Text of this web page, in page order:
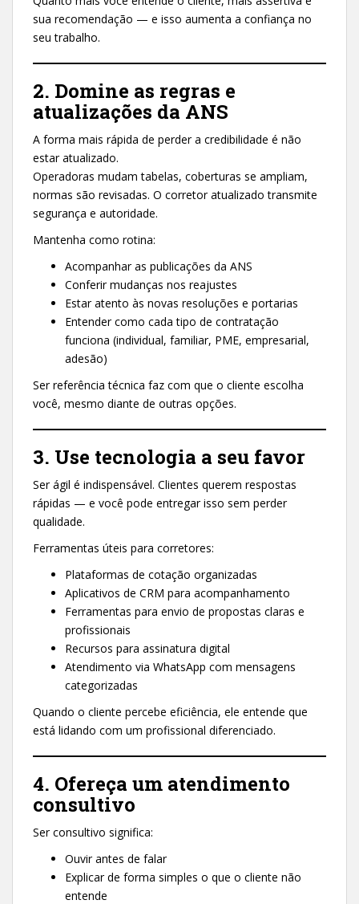
sua recomendação — e isso aumenta a confiança no
seu trabalho.
2. Domine as regras e
atualizações da ANS
A forma mais rápida de perder a credibilidade é não
estar atualizado.
Operadoras mudam tabelas, coberturas se ampliam,
normas são revisadas. O corretor atualizado transmite
segurança e autoridade.
Mantenha como rotina:
Acompanhar as publicações da ANS
Conferir mudanças nos reajustes
Estar atento às novas resoluções e portarias
Entender como cada tipo de contratação
funciona (individual, familiar, PME, empresarial,
adesão)
Ser referência técnica faz com que o cliente escolha
você, mesmo diante de outras opções.
3. Use tecnologia a seu favor
Ser ágil é indispensável. Clientes querem respostas
rápidas — e você pode entregar isso sem perder
qualidade.
Ferramentas úteis para corretores:
Plataformas de cotação organizadas
Aplicativos de CRM para acompanhamento
Ferramentas para envio de propostas claras e
profissionais
Recursos para assinatura digital
Atendimento via WhatsApp com mensagens
categorizadas
Quando o cliente percebe eficiência, ele entende que
está lidando com um profissional diferenciado.
4. Ofereça um atendimento
consultivo
Ser consultivo significa:
Ouvir antes de falar
Explicar de forma simples o que o cliente não
entende